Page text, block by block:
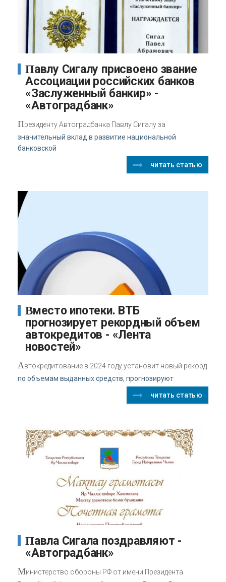
Павлу Сигалу присвоено звание
Ассоциации российских банков
«Заслуженный банкир» -
«Автоградбанк»
Президенту Автоградбанка Павлу Сигалу за
значительный вклад в развитие национальной
банковской
читать статью
Вместо ипотеки. ВТБ
прогнозирует рекордный объем
автокредитов - «Лента
новостей»
Автокредитование в 2024 году установит новый рекорд
по объемам выданных средств, прогнозируют
читать статью
Павла Сигала поздравляют -
«Автоградбанк»
Министерство обороны РФ от имени Президента